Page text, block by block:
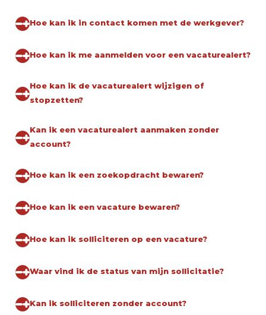
Hoe kan ik in contact komen met de werkgever?
Hoe kan ik me aanmelden voor een vacaturealert?
Hoe kan ik de vacaturealert wijzigen of
stopzetten?
Kan ik een vacaturealert aanmaken zonder
account?
Hoe kan ik een zoekopdracht bewaren?
Hoe kan ik een vacature bewaren?
Hoe kan ik solliciteren op een vacature?
Waar vind ik de status van mijn sollicitatie?
Kan ik solliciteren zonder account?